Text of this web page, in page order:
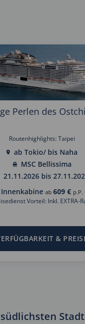
Perlen des
Routenhighlights: Taipei
ab Tokio/ bis Naha
MSC Bellissima
21.11.2026 bis
Innenkabine ab 609 € p.P.
Vorteil: Inkl. EXTRA-
&